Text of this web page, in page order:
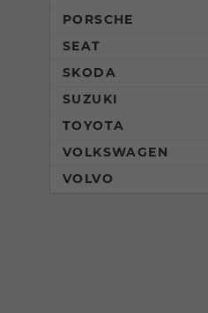
PORSCHE
SEAT
SKODA
SUZUKI
TOYOTA
VOLKSWAGEN
VOLVO